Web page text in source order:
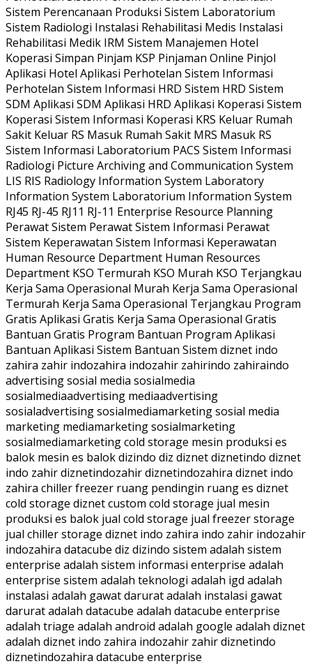
Sistem Perencanaan Produksi Sistem Laboratorium
Sistem Radiologi Instalasi Rehabilitasi Medis Instalasi
Rehabilitasi Medik IRM Sistem Manajemen Hotel
Koperasi Simpan Pinjam KSP Pinjaman Online Pinjol
Aplikasi Hotel Aplikasi Perhotelan Sistem Informasi
Perhotelan Sistem Informasi HRD Sistem HRD Sistem
SDM Aplikasi SDM Aplikasi HRD Aplikasi Koperasi Sistem
Koperasi Sistem Informasi Koperasi KRS Keluar Rumah
Sakit Keluar RS Masuk Rumah Sakit MRS Masuk RS
Sistem Informasi Laboratorium PACS Sistem Informasi
Radiologi Picture Archiving and Communication System
LIS RIS Radiology Information System Laboratory
Information System Laboratorium Information System
RJ45 RJ-45 RJ11 RJ-11 Enterprise Resource Planning
Perawat Sistem Perawat Sistem Informasi Perawat
Sistem Keperawatan Sistem Informasi Keperawatan
Human Resource Department Human Resources
Department KSO Termurah KSO Murah KSO Terjangkau
Kerja Sama Operasional Murah Kerja Sama Operasional
Termurah Kerja Sama Operasional Terjangkau Program
Gratis Aplikasi Gratis Kerja Sama Operasional Gratis
Bantuan Gratis Program Bantuan Program Aplikasi
Bantuan Aplikasi Sistem Bantuan Sistem diznet indo
zahira zahir indozahira indozahir zahirindo zahiraindo
advertising sosial media sosialmedia
sosialmediaadvertising mediaadvertising
sosialadvertising sosialmediamarketing sosial media
marketing mediamarketing sosialmarketing
sosialmediamarketing cold storage mesin produksi es
balok mesin es balok dizindo diz diznet diznetindo diznet
indo zahir diznetindozahir diznetindozahira diznet indo
zahira chiller freezer ruang pendingin ruang es diznet
cold storage diznet custom cold storage jual mesin
produksi es balok jual cold storage jual freezer storage
jual chiller storage diznet indo zahira indo zahir indozahir
indozahira datacube diz dizindo sistem adalah sistem
enterprise adalah sistem informasi enterprise adalah
enterprise sistem adalah teknologi adalah igd adalah
instalasi adalah gawat darurat adalah instalasi gawat
darurat adalah datacube adalah datacube enterprise
adalah triage adalah android adalah google adalah diznet
adalah diznet indo zahira indozahir zahir diznetindo
diznetindozahira datacube enterprise